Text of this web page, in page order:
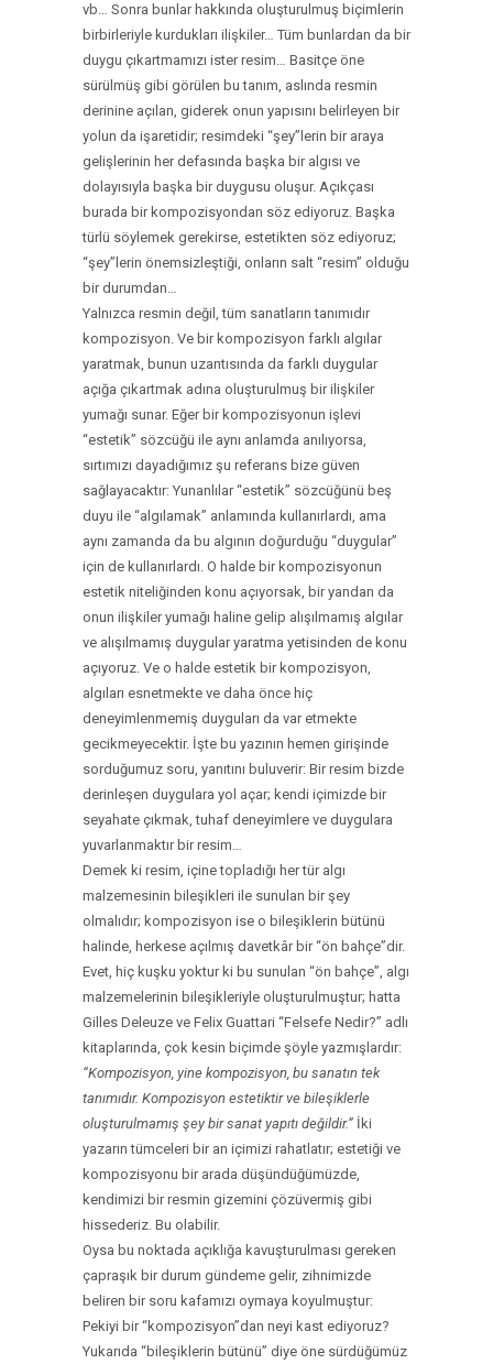
vb… Sonra bunlar hakkında oluşturulmuş biçimlerin
birbirleriyle kurdukları ilişkiler… Tüm bunlardan da bir
duygu çıkartmamızı ister resim… Basitçe öne
sürülmüş gibi görülen bu tanım, aslında resmin
derinine açılan, giderek onun yapısını belirleyen bir
yolun da işaretidir; resimdeki “şey”lerin bir araya
gelişlerinin her defasında başka bir algısı ve
dolayısıyla başka bir duygusu oluşur. Açıkçası
burada bir kompozisyondan söz ediyoruz. Başka
türlü söylemek gerekirse, estetikten söz ediyoruz;
“şey”lerin önemsizleştiği, onların salt “resim” olduğu
bir durumdan…
Yalnızca resmin değil, tüm sanatların tanımıdır
kompozisyon. Ve bir kompozisyon farklı algılar
yaratmak, bunun uzantısında da farklı duygular
açığa çıkartmak adına oluşturulmuş bir ilişkiler
yumağı sunar. Eğer bir kompozisyonun işlevi
“estetik” sözcüğü ile aynı anlamda anılıyorsa,
sırtımızı dayadığımız şu referans bize güven
sağlayacaktır: Yunanlılar “estetik” sözcüğünü beş
duyu ile “algılamak” anlamında kullanırlardı, ama
aynı zamanda da bu algının doğurduğu “duygular”
için de kullanırlardı. O halde bir kompozisyonun
estetik niteliğinden konu açıyorsak, bir yandan da
onun ilişkiler yumağı haline gelip alışılmamış algılar
ve alışılmamış duygular yaratma yetisinden de konu
açıyoruz. Ve o halde estetik bir kompozisyon,
algıları esnetmekte ve daha önce hiç
deneyimlenmemiş duyguları da var etmekte
gecikmeyecektir. İşte bu yazının hemen girişinde
sorduğumuz soru, yanıtını buluverir: Bir resim bizde
derinleşen duygulara yol açar; kendi içimizde bir
seyahate çıkmak, tuhaf deneyimlere ve duygulara
yuvarlanmaktır bir resim…
Demek ki resim, içine topladığı her tür algı
malzemesinin bileşikleri ile sunulan bir şey
olmalıdır; kompozisyon ise o bileşiklerin bütünü
halinde, herkese açılmış davetkâr bir “ön bahçe”dir.
Evet, hiç kuşku yoktur ki bu sunulan “ön bahçe”, algı
malzemelerinin bileşikleriyle oluşturulmuştur; hatta
Gilles Deleuze ve Felix Guattari “Felsefe Nedir?” adlı
kitaplarında, çok kesin biçimde şöyle yazmışlardır:
“Kompozisyon, yine kompozisyon, bu sanatın tek
tanımıdır. Kompozisyon estetiktir ve bileşiklerle
oluşturulmamış şey bir sanat yapıtı değildir.” İki
yazarın tümceleri bir an içimizi rahatlatır; estetiği ve
kompozisyonu bir arada düşündüğümüzde,
kendimizi bir resmin gizemini çözüvermiş gibi
hissederiz. Bu olabilir.
Oysa bu noktada açıklığa kavuşturulması gereken
çapraşık bir durum gündeme gelir, zihnimizde
beliren bir soru kafamızı oymaya koyulmuştur:
Pekiyi bir “kompozisyon”dan neyi kast ediyoruz?
Yukarıda “bileşiklerin bütünü” diye öne sürdüğümüz